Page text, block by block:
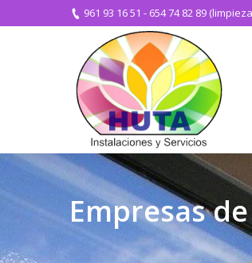
961 93 16 51 - 654 74 82 89
Empresas